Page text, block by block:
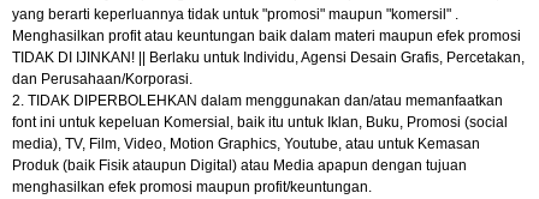
yang berarti keperluannya tidak untuk "promosi" maupun "komersil" .
Menghasilkan profit atau keuntungan baik dalam materi maupun efek promosi
TIDAK DI IJINKAN! || Berlaku untuk Individu, Agensi Desain Grafis, Percetakan,
dan Perusahaan/Korporasi.
2. TIDAK DIPERBOLEHKAN dalam menggunakan dan/atau memanfaatkan
font ini untuk kepeluan Komersial, baik itu untuk Iklan, Buku, Promosi (social
media), TV, Film, Video, Motion Graphics, Youtube, atau untuk Kemasan
Produk (baik Fisik ataupun Digital) atau Media apapun dengan tujuan
menghasilkan efek promosi maupun profit/keuntungan.